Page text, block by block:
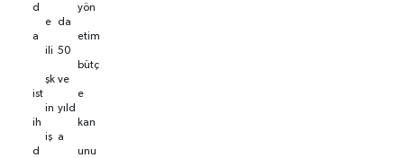
d
a
ist
ih
d
e
ili
şk
in
iş
da
50
ve
yıld
a
yön
etim
bütç
e
kan
unu